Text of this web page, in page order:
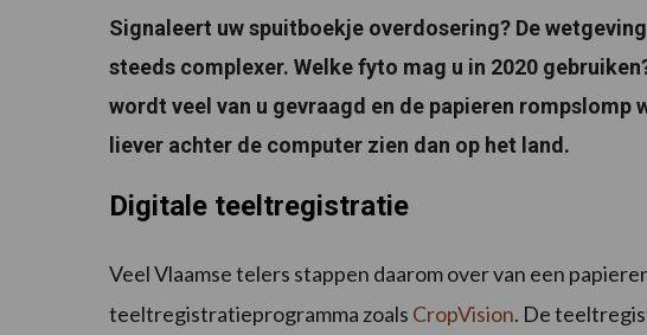
Signaleert uw spuitboekje overdosering? De
steeds complexer. Welke fyto mag u in 2020
wordt veel van u gevraagd en de papieren
liever achter de computer zien dan op het land.
Digitale teeltregistratie
Veel Vlaamse telers stappen daarom over van een
teeltregistratieprogramma zoals CropVision. De